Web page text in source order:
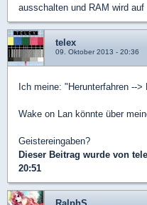
ausschalten und RAM wird auf
telex
09. Oktober 2013 - 20:36
Ich meine: "Herunterfahren -->
Wake on Lan könnte über
Geistereingaben?
Dieser Beitrag wurde von
20:51